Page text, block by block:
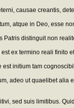
causae creantis,
atque in Deo, esse
distinguit non
ex termino reali finito
initium tam
adeo ut quaelibet
sed suis limitibus.